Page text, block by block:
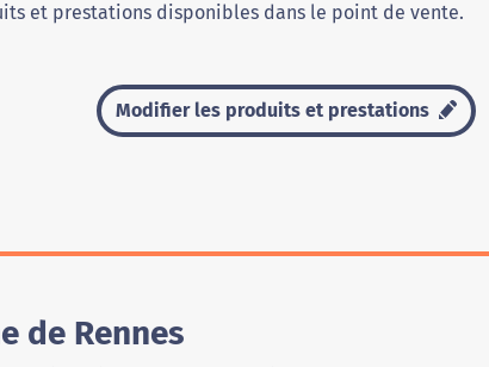
et prestations disponibles dans le point de vente.
Modifier les produits et prestations
de Rennes